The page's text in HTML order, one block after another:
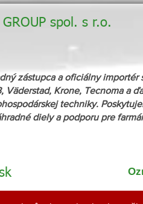
GROUP spol. s r.o.
zástupca a oficiálny importér
Väderstad, Krone, Tecnoma a
techniky.
diely a podporu pre